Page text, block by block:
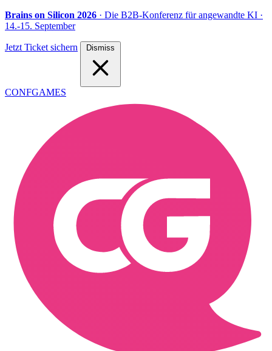
Brains on Silicon 2026 · Die B2B-Konferenz für angewandte KI ·
14.-15. September
Jetzt Ticket sichern Dismiss
CONFGAMES